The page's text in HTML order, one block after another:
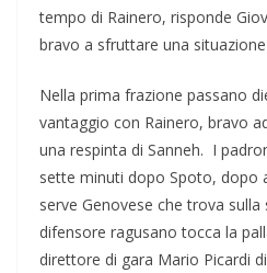
tempo di Rainero, risponde
bravo a sfruttare una
Nella prima frazione passano
vantaggio con Rainero, bravo
una respinta di Sanneh. I
sette minuti dopo Spoto, dopo
serve Genovese che trova sulla
difensore ragusano tocca la
direttore di gara Mario Picardi